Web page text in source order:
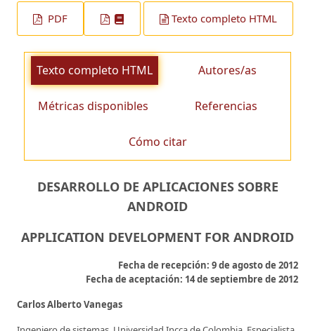
PDF Texto completo HTML
Texto completo HTML Autores/as
Métricas disponibles Referencias
Cómo citar
DESARROLLO DE APLICACIONES SOBRE
ANDROID
APPLICATION DEVELOPMENT FOR ANDROID
Fecha de recepción: 9 de agosto de 2012
Fecha de aceptación: 14 de septiembre de 2012
Carlos Alberto Vanegas